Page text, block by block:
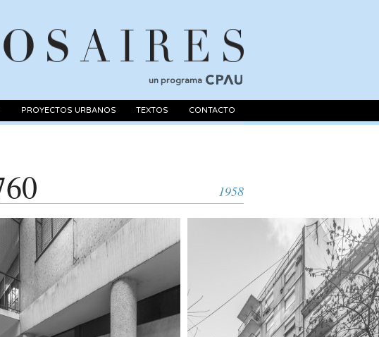
un programa
PROYECTOS URBANOS TEXTOS CONTACTO
1958